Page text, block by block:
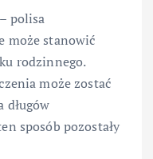
– polisa
może stanowić
rodzinnego.
może zostać
długów
sposób pozostały